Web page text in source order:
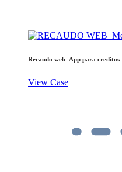
Recaudo web- App para creditos
View Case